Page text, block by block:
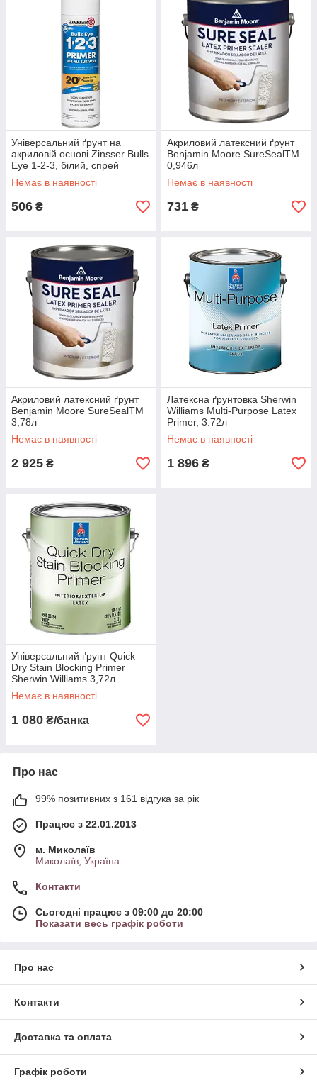
Універсальний ґрунт на
акриловій основі Zinsser Bulls
Eye 1-2-3, білий, спрей
Немає в наявності
506 ₴
Акриловий латексний ґрунт
Benjamin Moore SureSealTM
0,946л
Немає в наявності
731 ₴
Акриловий латексний ґрунт
Benjamin Moore SureSealTM
3,78л
Немає в наявності
2 925 ₴
Латексна ґрунтовка Sherwin
Williams Multi-Purpose Latex
Primer, 3.72л
Немає в наявності
1 896 ₴
Універсальний ґрунт Quick
Dry Stain Blocking Primer
Sherwin Williams 3,72л
Немає в наявності
1 080 ₴/банка
Про нас
99% позитивних з 161 відгука за рік
Працює з 22.01.2013
м. Миколаїв
Миколаїв, Україна
Контакти
Сьогодні працює з 09:00 до 20:00
Показати весь графік роботи
Про нас
Контакти
Доставка та оплата
Графік роботи